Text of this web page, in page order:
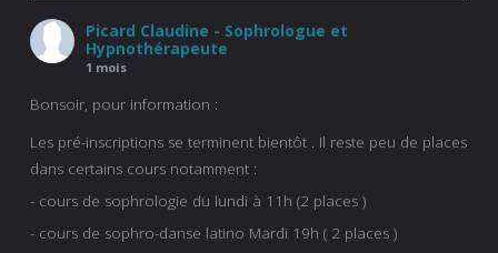
Picard Claudine - Sophrologue et
Hypnothérapeute
1 mois
Bonsoir, pour information :
Les pré-inscriptions se terminent bientôt . Il reste peu de places
dans certains cours notamment :
- cours de sophrologie du lundi à 11h (2 places )
- cours de sophro-danse latino Mardi 19h ( 2 places )